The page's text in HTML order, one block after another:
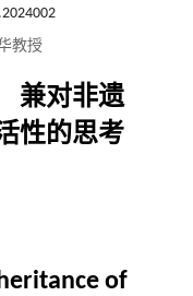
教授
兼对非遗
性的思考
of